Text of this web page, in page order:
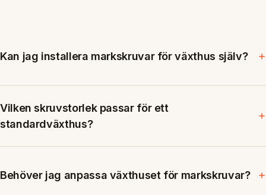
Kan jag installera markskruvar för växthus själv?
Vilken skruvstorlek passar för ett
standardväxthus?
Behöver jag anpassa växthuset för markskruvar?